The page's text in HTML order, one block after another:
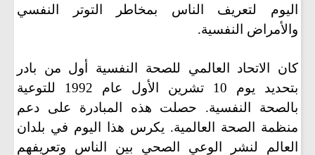
اليوم لتعريف الناس بمخاطر التوتر النفسي
والأمراض النفسية.
كان الاتحاد العالمي للصحة النفسية أول من بادر
بتحديد يوم 10 تشرين الأول عام 1992 للتوعية
بالصحة النفسية. حصلت هذه المبادرة على دعم
منظمة الصحة العالمية. يكرس هذا اليوم في بلدان
العالم لنشر الوعي الصحي بين الناس وتعريفهم